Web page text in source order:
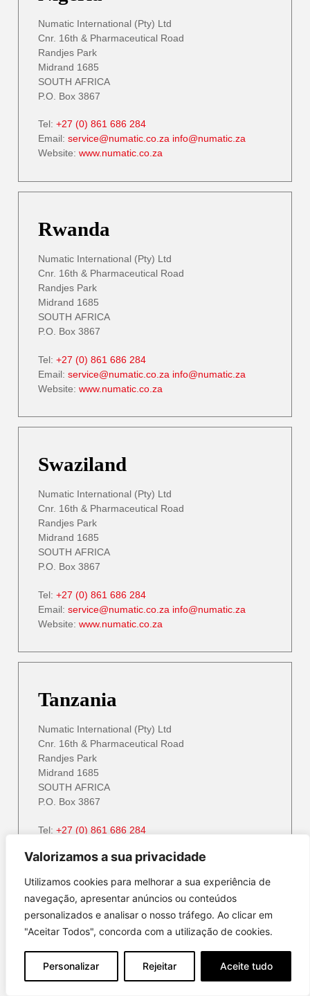
Valorizamos a sua privacidade
Utilizamos cookies para melhorar a sua experiência de
navegação, apresentar anúncios ou conteúdos
personalizados e analisar o nosso tráfego. Ao clicar em
"Aceitar Todos", concorda com a utilização de cookies.
Personalizar Rejeitar Aceite tudo
Numatic International (Pty) Ltd
Cnr. 16th & Pharmaceutical Road
Randjes Park
Midrand 1685
SOUTH AFRICA
P.O. Box 3867
Tel: +27 (0) 861 686 284
Email: service@numatic.co.za info@numatic.za
Website: www.numatic.co.za
Rwanda
Numatic International (Pty) Ltd
Cnr. 16th & Pharmaceutical Road
Randjes Park
Midrand 1685
SOUTH AFRICA
P.O. Box 3867
Tel: +27 (0) 861 686 284
Email: service@numatic.co.za info@numatic.za
Website: www.numatic.co.za
Swaziland
Numatic International (Pty) Ltd
Cnr. 16th & Pharmaceutical Road
Randjes Park
Midrand 1685
SOUTH AFRICA
P.O. Box 3867
Tel: +27 (0) 861 686 284
Email: service@numatic.co.za info@numatic.za
Website: www.numatic.co.za
Tanzania
Numatic International (Pty) Ltd
Cnr. 16th & Pharmaceutical Road
Randjes Park
Midrand 1685
SOUTH AFRICA
P.O. Box 3867
Tel: +27 (0) 861 686 284
Website:www.numatic.co.za
Zambia
Numatic International (Pty) Ltd
Cnr. 16th & Pharmaceutical Road